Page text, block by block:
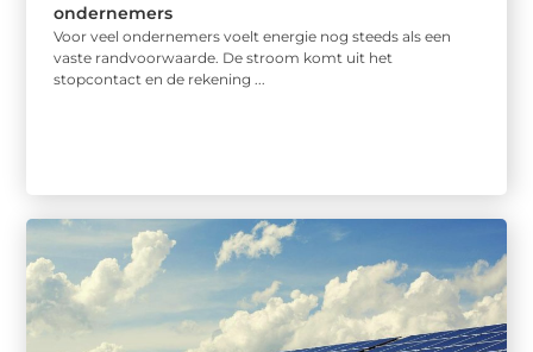
ondernemers
Voor veel ondernemers voelt energie nog steeds als een
vaste randvoorwaarde. De stroom komt uit het
stopcontact en de rekening ...